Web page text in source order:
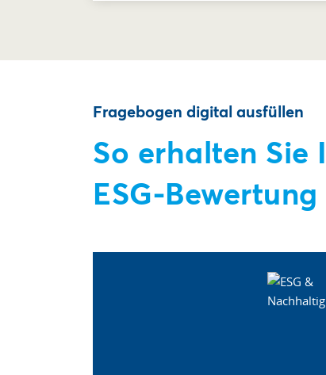
Fragebogen digital ausfüllen
So erhalten Sie
ESG-Bewertung